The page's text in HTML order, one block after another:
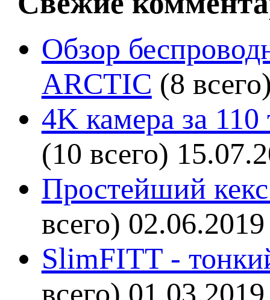
Обзор
ARCTIC (8
4K камера за
(10 всего)
Простейший кекс
всего) 02.06.2019
SlimFITT -